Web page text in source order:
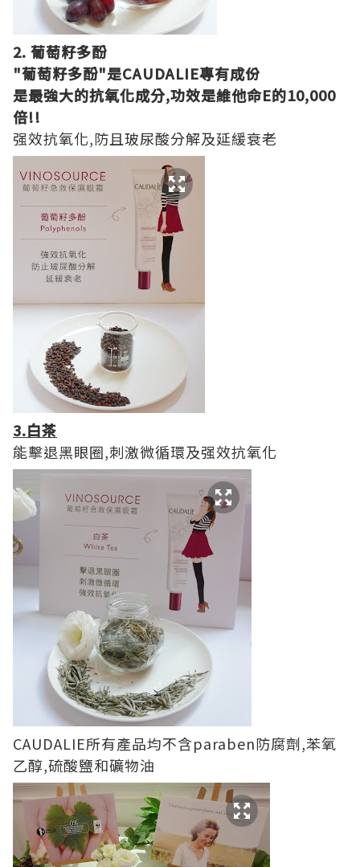
2. 葡萄籽多酚
"葡萄籽多酚"是CAUDALIE專有成份
是最強大的抗氧化成分,功效是維他命E的10,000
倍!!
强效抗氧化,防且玻尿酸分解及延緩衰老
3.白茶
能擊退黑眼圈,刺激微循環及强效抗氧化
CAUDALIE所有產品均不含paraben防腐劑,苯氧
乙醇,硫酸鹽和礦物油